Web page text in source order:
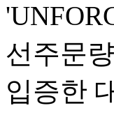
선주문
입증한